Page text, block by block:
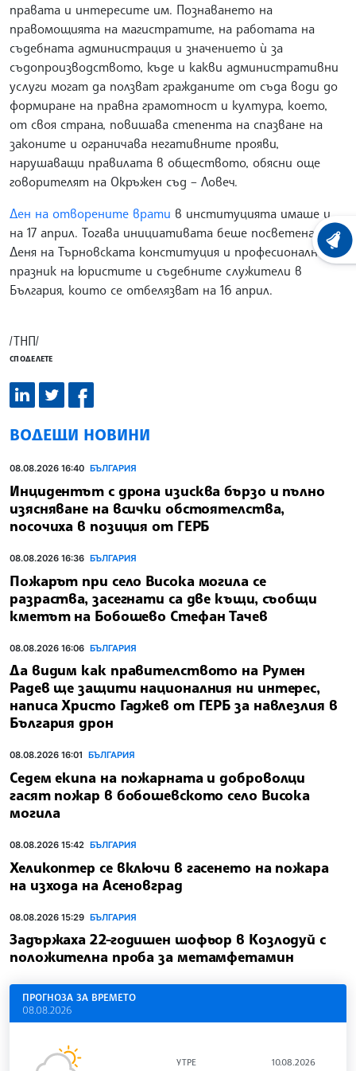
правата и интересите им. Познаването на
правомощията на магистратите, на работата на
съдебната администрация и значението ѝ за
съдопроизводството, къде и какви административни
услуги могат да ползват гражданите от съда води до
формиране на правна грамотност и култура, което,
от своя страна, повишава степента на спазване на
законите и ограничава негативните прояви,
нарушаващи правилата в обществото, обясни още
говорителят на Окръжен съд – Ловеч.
Ден на отворените врати в институцията имаше и
на 17 април. Тогава инициативата беше посветена на
Деня на Търновската конституция и професионалния
празник на юристите и съдебните служители в
България, които се отбелязват на 16 април.
/ТНП/
СПОДЕЛЕТЕ
ВОДЕЩИ НОВИНИ
08.08.2026 16:40 БЪЛГАРИЯ
Инцидентът с дрона изисква бързо и пълно
изясняване на всички обстоятелства,
посочиха в позиция от ГЕРБ
08.08.2026 16:36 БЪЛГАРИЯ
Пожарът при село Висока могила се
разраства, засегнати са две къщи, съобщи
кметът на Бобошево Стефан Тачев
08.08.2026 16:06 БЪЛГАРИЯ
Да видим как правителството на Румен
Радев ще защити националния ни интерес,
написа Христо Гаджев от ГЕРБ за навлезлия в
България дрон
08.08.2026 16:01 БЪЛГАРИЯ
Седем екипа на пожарната и доброволци
гасят пожар в бобошевското село Висока
могила
08.08.2026 15:42 БЪЛГАРИЯ
Хеликоптер се включи в гасенето на пожара
на изхода на Асеновград
08.08.2026 15:29 БЪЛГАРИЯ
Задържаха 22-годишен шофьор в Козлодуй с
положителна проба за метамфетамин
ПРОГНОЗА ЗА ВРЕМЕТО
08.08.2026
УТРЕ 10.08.2026